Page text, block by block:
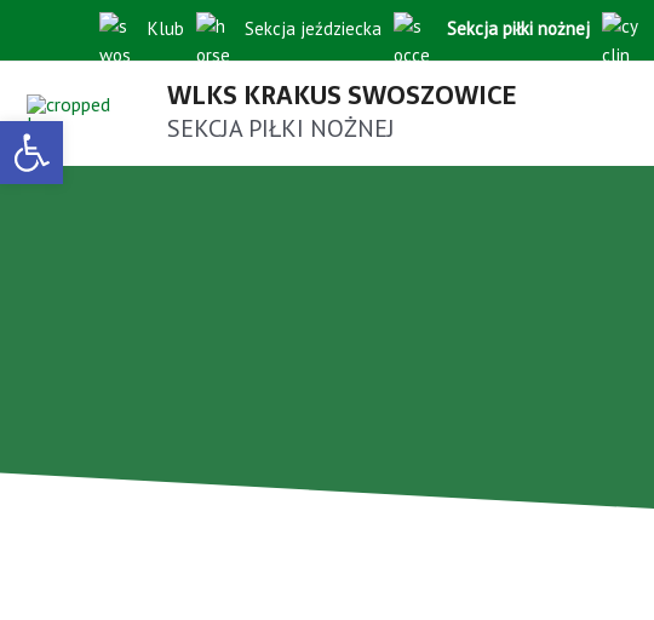
Open toolbar
Klub Sekcja jeździecka Sekcja piłki nożnej
WLKS KRAKUS SWOSZOWICE
SEKCJA PIŁKI NOŻNEJ